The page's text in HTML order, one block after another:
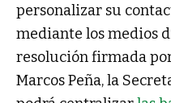
personalizar su
mediante los medios
resolución firmada
Marcos Peña, la